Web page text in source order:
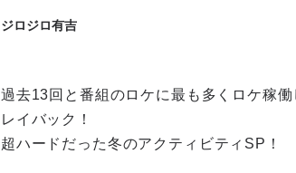
ジロジロ有吉
過去13回と番組のロケに最も多くロケ稼
レイバック！
超ハードだった冬のアクティビティSP！